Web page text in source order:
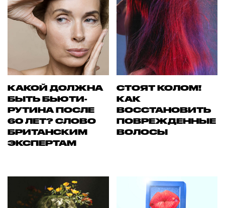
КАКОЙ ДОЛЖНА
БЫТЬ БЬЮТИ-
РУТИНА ПОСЛЕ
60 ЛЕТ? СЛОВО
БРИТАНСКИМ
ЭКСПЕРТАМ
СТОЯТ КОЛОМ!
КАК
ВОССТАНОВИТЬ
ПОВРЕЖДЕННЫЕ
ВОЛОСЫ